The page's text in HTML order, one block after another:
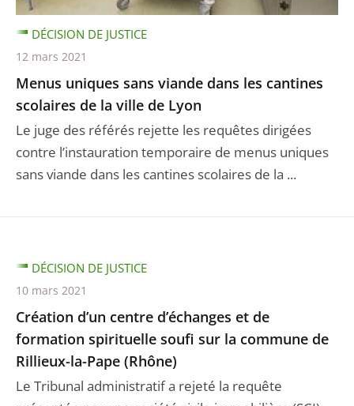
Menus uniques sans viande dans les cantines
scolaires de la ville de Lyon
Le juge des référés rejette les requêtes dirigées
contre l’instauration temporaire de menus uniques
sans viande dans les cantines scolaires de la ...
DÉCISION DE JUSTICE
12 mars 2021
Création d’un centre d’échanges et de
formation spirituelle soufi sur la commune de
Rillieux-la-Pape (Rhône)
Le Tribunal administratif a rejeté la requête
DÉCISION DE JUSTICE
10 mars 2021